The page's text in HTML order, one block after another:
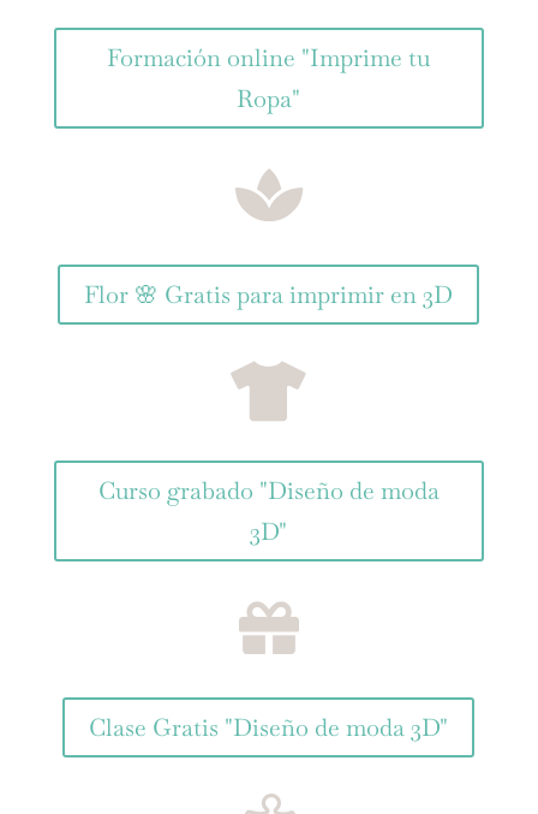
Formación online "Imprime tu
Ropa"

Flor 🌸 Gratis para imprimir en 3D

Curso grabado "Diseño de moda
3D"

Clase Gratis "Diseño de moda 3D"